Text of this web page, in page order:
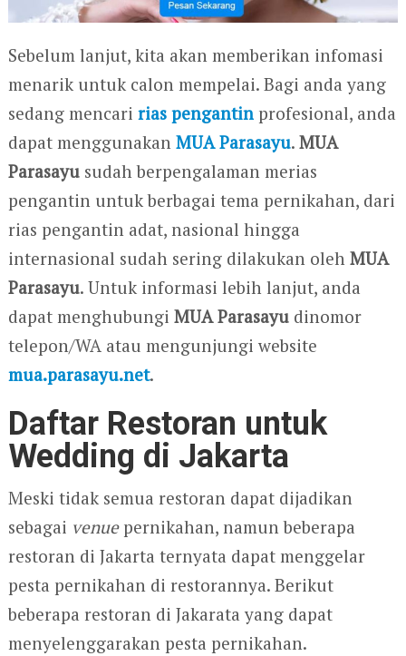
Sebelum lanjut, kita akan memberikan infomasi
menarik untuk calon mempelai. Bagi anda yang
sedang mencari rias pengantinprofesional, anda
dapat menggunakan MUA Parasayu. MUA
Parasayusudah berpengalaman merias
pengantin untuk berbagai tema pernikahan, dari
rias pengantin adat, nasional hingga
internasional sudah sering dilakukan oleh MUA
Parasayu. Untuk informasi lebih lanjut, anda
dapat menghubungi MUA Parasayudinomor
telepon/WA atau mengunjungi website
mua.parasayu.net.
Daftar Restoran untuk
Wedding di Jakarta
Meski tidak semua restoran dapat dijadikan
sebagai venuepernikahan, namun beberapa
restoran di Jakarta ternyata dapat menggelar
pesta pernikahan di restorannya. Berikut
beberapa restoran di Jakarata yang dapat
menyelenggarakan pesta pernikahan.